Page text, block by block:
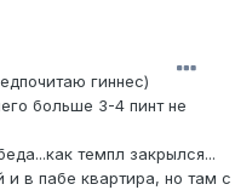
гиннес)
больше 3-4 пинт не
темпл закрылся...
и в пабе квартира, но там с